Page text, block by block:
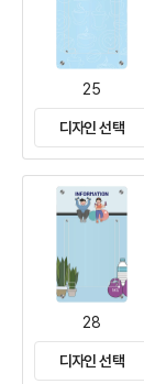
25
디자인 선택
28
디자인 선택